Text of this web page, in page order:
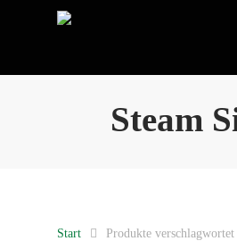
Steam
Start Produkte